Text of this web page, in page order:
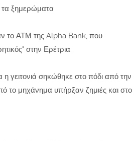
το ΑΤΜ της Alpha Bank, που
στην Ερέτρια.
γειτονιά σηκώθηκε στο πόδι από την
το μηχάνημα υπήρξαν ζημιές και στο